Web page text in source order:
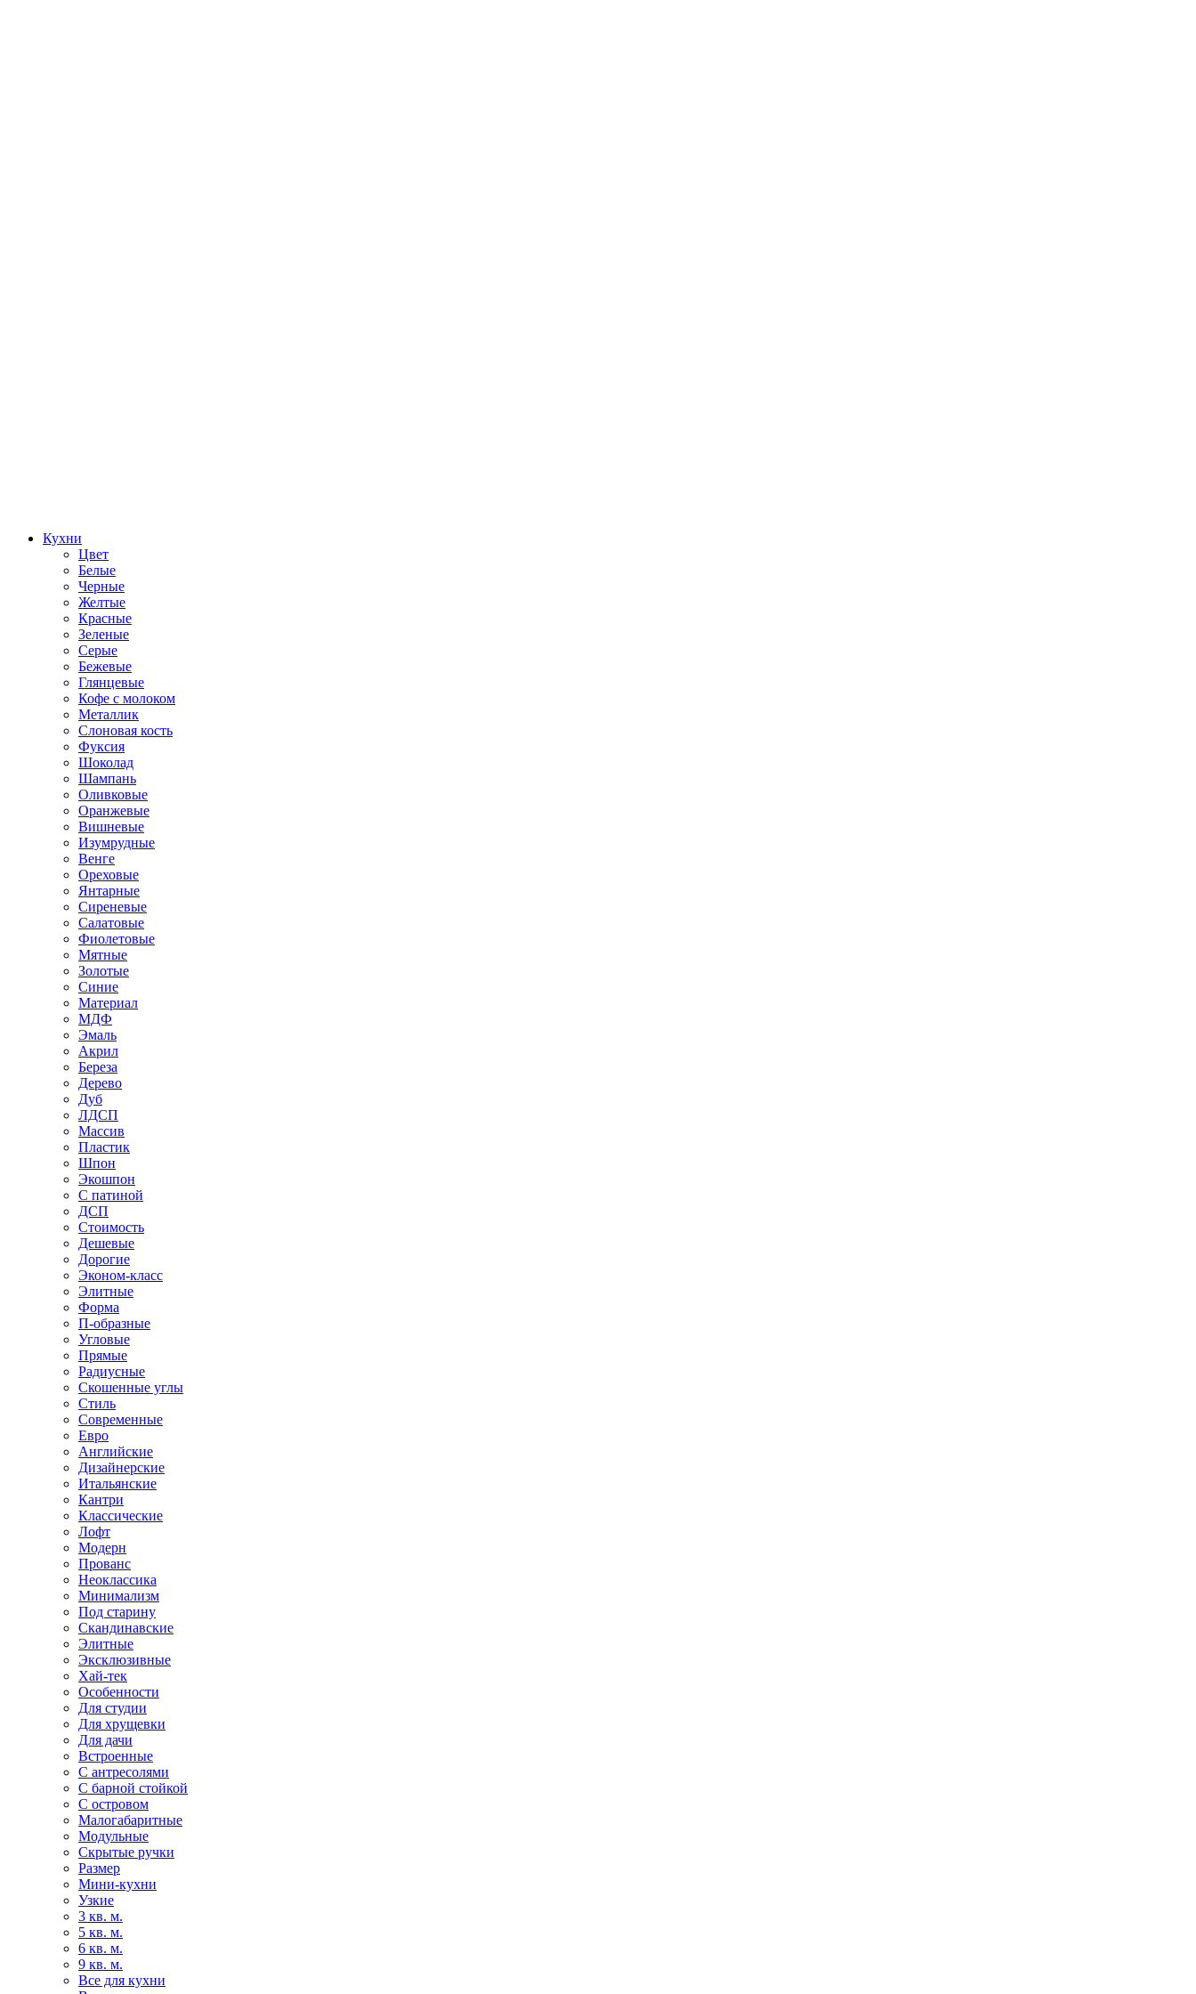
Кухни
Цвет
Белые
Черные
Желтые
Красные
Зеленые
Серые
Бежевые
Глянцевые
Кофе с молоком
Металлик
Слоновая кость
Фуксия
Шоколад
Шампань
Оливковые
Оранжевые
Вишневые
Изумрудные
Венге
Ореховые
Янтарные
Сиреневые
Салатовые
Фиолетовые
Мятные
Золотые
Синие
Материал
МДФ
Эмаль
Акрил
Береза
Дерево
Дуб
ЛДСП
Массив
Пластик
Шпон
Экошпон
С патиной
ДСП
Стоимость
Дешевые
Дорогие
Эконом-класс
Элитные
Форма
П-образные
Угловые
Прямые
Радиусные
Скошенные углы
Стиль
Современные
Евро
Английские
Дизайнерские
Итальянские
Кантри
Классические
Лофт
Модерн
Прованс
Неоклассика
Минимализм
Под старину
Скандинавские
Элитные
Эксклюзивные
Хай-тек
Особенности
Для студии
Для хрущевки
Для дачи
Встроенные
С антресолями
С барной стойкой
С островом
Малогабаритные
Модульные
Скрытые ручки
Размер
Мини-кухни
Узкие
3 кв. м.
5 кв. м.
6 кв. м.
9 кв. м.
Все для кухни